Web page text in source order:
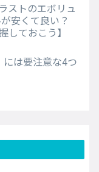
ストのエボリュ
安くて良い？
しておこう】
は要注意な4つ